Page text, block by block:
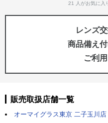
21 人がお気に入
レンズ
商品備え
ご利
販売取扱店舗一覧
オーマイグラス東京 二子玉川店